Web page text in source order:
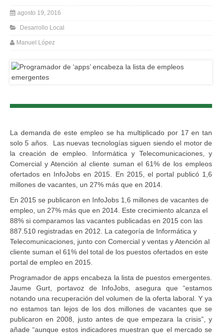
agosto 19, 2016
Desarrollo Local
Manuel López
La demanda de este empleo se ha multiplicado por 17 en tan
solo 5 años. Las nuevas tecnologías siguen siendo el motor de
la creación de empleo. Informática y Telecomunicaciones, y
Comercial y Atención al cliente suman el 61% de los empleos
ofertados en InfoJobs en 2015. En 2015, el portal publicó 1,6
millones de vacantes, un 27% más que en 2014.
En 2015 se publicaron en InfoJobs 1,6 millones de vacantes de
empleo, un 27% más que en 2014. Este crecimiento alcanza el
88% si comparamos las vacantes publicadas en 2015 con las
887.510 registradas en 2012. La categoría de Informática y
Telecomunicaciones, junto con Comercial y ventas y Atención al
cliente suman el 61% del total de los puestos ofertados en este
portal de empleo en 2015.
Programador de apps encabeza la lista de puestos emergentes.
Jaume Gurt, portavoz de InfoJobs, asegura que “estamos
notando una recuperación del volumen de la oferta laboral. Y ya
no estamos tan lejos de los dos millones de vacantes que se
publicaron en 2008, justo antes de que empezara la crisis”, y
añade “aunque estos indicadores muestran que el mercado se